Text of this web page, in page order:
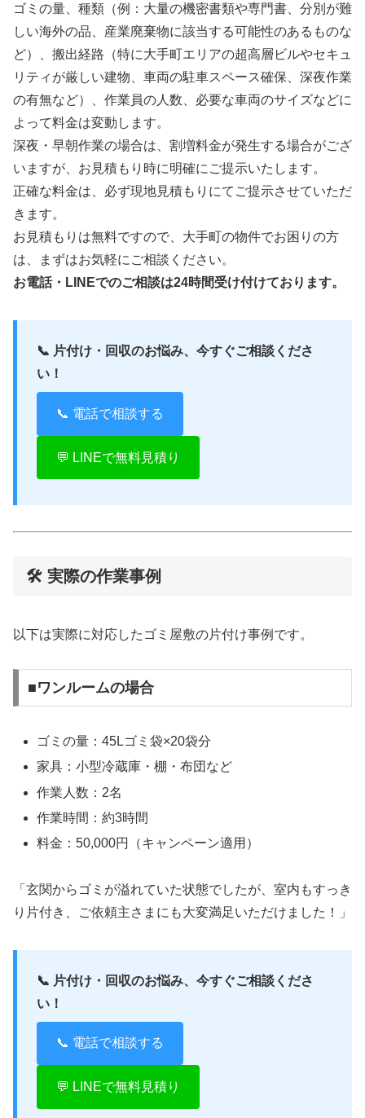
ゴミの量、種類（例：大量の機密書類や専門書、分別が難
しい海外の品、産業廃棄物に該当する可能性のあるものな
ど）、搬出経路（特に大手町エリアの超高層ビルやセキュ
リティが厳しい建物、車両の駐車スペース確保、深夜作業
の有無など）、作業員の人数、必要な車両のサイズなどに
よって料金は変動します。
深夜・早朝作業の場合は、割増料金が発生する場合がござ
いますが、お見積もり時に明確にご提示いたします。
正確な料金は、必ず現地見積もりにてご提示させていただ
きます。
お見積もりは無料ですので、大手町の物件でお困りの方
は、まずはお気軽にご相談ください。
お電話・LINEでのご相談は24時間受け付けております。
📞 片付け・回収のお悩み、今すぐご相談くださ
い！
📞 電話で相談する
💬 LINEで無料見積り
🛠 実際の作業事例
以下は実際に対応したゴミ屋敷の片付け事例です。
■ワンルームの場合
ゴミの量：45Lゴミ袋×20袋分
家具：小型冷蔵庫・棚・布団など
作業人数：2名
作業時間：約3時間
料金：50,000円（キャンペーン適用）
「玄関からゴミが溢れていた状態でしたが、室内もすっき
り片付き、ご依頼主さまにも大変満足いただけました！」
📞 片付け・回収のお悩み、今すぐご相談くださ
い！
📞 電話で相談する
💬 LINEで無料見積り